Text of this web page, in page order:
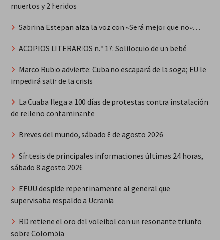
muertos y 2 heridos
Sabrina Estepan alza la voz con «Será mejor que no»…
ACOPIOS LITERARIOS n.º 17: Soliloquio de un bebé
Marco Rubio advierte: Cuba no escapará de la soga; EU le
impedirá salir de la crisis
La Cuaba llega a 100 días de protestas contra instalación
de relleno contaminante
Breves del mundo, sábado 8 de agosto 2026
Síntesis de principales informaciones últimas 24 horas,
sábado 8 agosto 2026
EEUU despide repentinamente al general que
supervisaba respaldo a Ucrania
RD retiene el oro del voleibol con un resonante triunfo
sobre Colombia